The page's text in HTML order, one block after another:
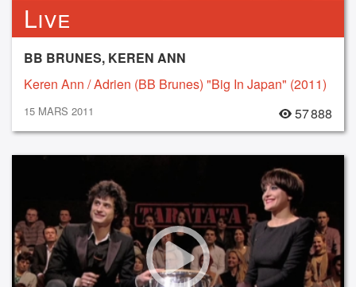
Live
BB BRUNES, KEREN ANN
Keren Ann / Adrien (BB Brunes) "Big In Japan" (2011)
15 MARS 2011 57 888